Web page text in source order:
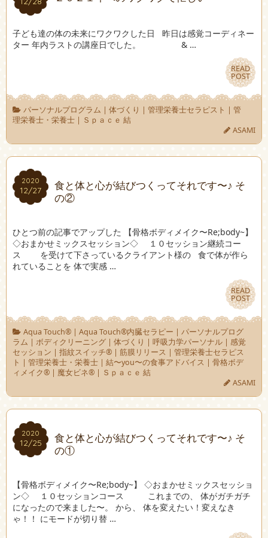
子ども達の体の未来にワクワクした日 昨日は感覚コーディネー
ター 年内ラストの講座日でした。 & …
READ
POST
READ
POST
パーソナルプログラム | 体づくり | 管理栄養士セラピスト | 管
理栄養士・栄養士 | Ｓｐａｃｅ 結
ASAMI
2020
12/27
2020
12/27
食と体と心が結びつくってそれです〜♪ そ
の②
ひとつ前の記事でアップした 【骨格ボディメイク〜Re;body~】
◇おまかせミックスセッション◇ １０セッション継続コー
ス を受けて下さっているクライアント様の 食で体が作ら
れていることを 体で実感 …
READ
POST
READ
POST
Aqua Touch®︎| Aqua Touch®︎内臓セラピー | パーソナルプログ
ラム | ボディクリーニング | 体づくり | 呼吸力学パーソナル | 感覚
セッション | 指紋スイッチ®︎ | 筋膜リリース | 管理栄養士セラピス
ト | 管理栄養士・栄養士 | 結〜you〜の食事アドバイス | 骨格ボデ
ィメイク®︎ | 魔女ビネ®︎ | Ｓｐａｃｅ 結
ASAMI
2020
12/25
2020
12/25
食と体と心が結びつくってそれです〜♪ そ
の①
【骨格ボディメイク〜Re;body~】 ◇おまかせミックスセッショ
ン◇ １０セッションコース これまでの、 体がガチガチ
になったので来ました〜。 から、 体を変えたい！変えなき
ゃ！！ にモードが切り替 …